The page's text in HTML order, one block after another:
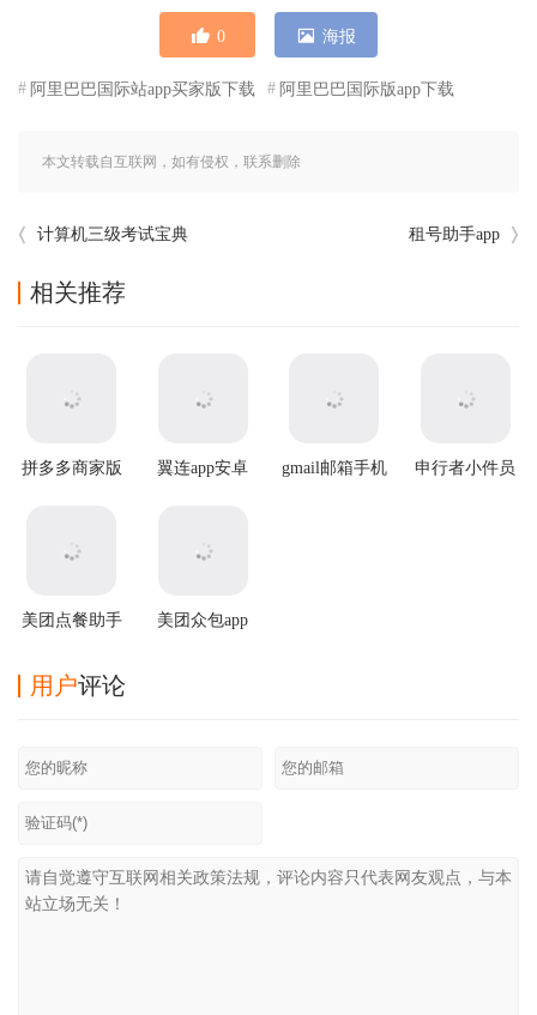
0 海报
阿里巴巴国际站app买家版下载 阿里巴巴国际版app下载
本文转载自互联网，如有侵权，联系删除
计算机三级考试宝典 租号助手app
相关推荐
拼多多商家版
翼连app安卓
gmail邮箱手机
申行者小件员
美团点餐助手
美团众包app
用户评论